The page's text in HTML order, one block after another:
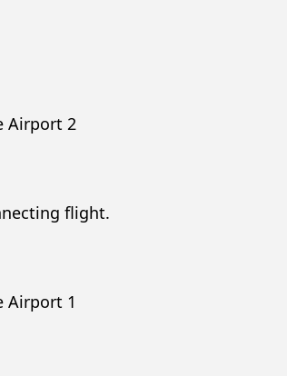
Airport 2
flight.
Airport 1